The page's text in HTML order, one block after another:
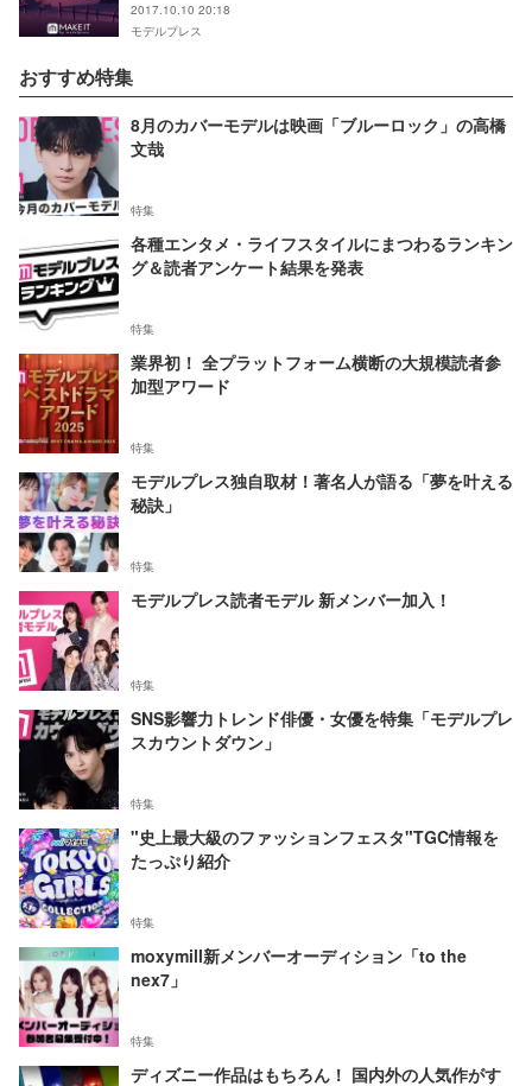
2017.10.10 20:18
モデルプレス
おすすめ特集
8月のカバーモデルは映画「ブルーロック」の高橋
文哉
特集
各種エンタメ・ライフスタイルにまつわるランキン
グ＆読者アンケート結果を発表
特集
業界初！ 全プラットフォーム横断の大規模読者参
加型アワード
特集
モデルプレス独自取材！著名人が語る「夢を叶える
秘訣」
特集
モデルプレス読者モデル 新メンバー加入！
特集
SNS影響力トレンド俳優・女優を特集「モデルプレ
スカウントダウン」
特集
"史上最大級のファッションフェスタ"TGC情報を
たっぷり紹介
特集
moxymill新メンバーオーディション「to the
nex7」
特集
ディズニー作品はもちろん！ 国内外の人気作がす